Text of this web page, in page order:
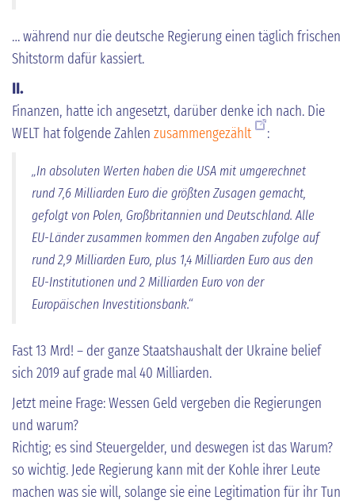
… während nur die deutsche Regierung einen täglich frischen
Shitstorm dafür kassiert.
II.
Finanzen, hatte ich angesetzt, darüber denke ich nach. Die
WELT hat folgende Zahlen zusammengezählt :
„In absoluten Werten haben die USA mit umgerechnet
rund 7,6 Milliarden Euro die größten Zusagen gemacht,
gefolgt von Polen, Großbritannien und Deutschland. Alle
EU-Länder zusammen kommen den Angaben zufolge auf
rund 2,9 Milliarden Euro, plus 1,4 Milliarden Euro aus den
EU-Institutionen und 2 Milliarden Euro von der
Europäischen Investitionsbank.“
Fast 13 Mrd! – der ganze Staatshaushalt der Ukraine belief
sich 2019 auf grade mal 40 Milliarden.
Jetzt meine Frage: Wessen Geld vergeben die Regierungen
und warum?
Richtig; es sind Steuergelder, und deswegen ist das Warum?
so wichtig. Jede Regierung kann mit der Kohle ihrer Leute
machen was sie will, solange sie eine Legitimation für ihr Tun